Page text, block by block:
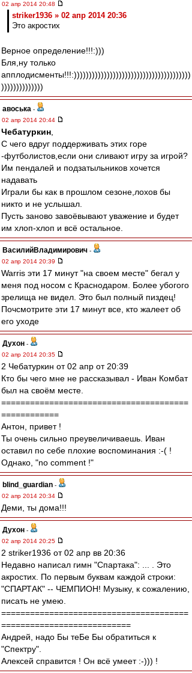
02 апр 2014 20:48
striker1936 » 02 апр 2014 20:36
Это акростих
Верное определение!!!:)))
Бля,ну только
апплодисменты!!!:)))))))))))))))))))))))))))))))))))))))
))))))))))))))
авоська -
02 апр 2014 20:44
Чебатуркин
С чего вдруг поддерживать этих горе
-футболистов,если они сливают игру за игрой?
Им пендалей и подзатыльников хочется
надавать
Играли бы как в прошлом сезоне,лохов бы
никто и не услышал.
Пусть заново завоёвывают уважение и будет
им хлоп-хлоп и всё остальное.
ВасилийВладимирович -
02 апр 2014 20:39
Warris эти 17 минут "на своем месте" бегал у
меня под носом с Краснодаром. Более убогого
зрелища не видел. Это был полный пиздец!
Почсмотрите эти 17 минут все, кто жалеет об
его уходе
Духон -
02 апр 2014 20:35
2 Чебатуркин от 02 апр от 20:39
Кто бы чего мне не рассказывал - Иван Комбат
был на своём месте.
=======================================
============
Антон, привет !
Ты очень сильно преувеличиваешь. Иван
оставил по себе плохие воспоминания :-( !
Однако, "no comment !"
blind_guardian -
02 апр 2014 20:34
Деми, ты дома!!!
Духон -
02 апр 2014 20:25
2 striker1936 от 02 апр вв 20:36
Недавно написал гимн "Спартака": ... . Это
акростих. По первым буквам каждой строки:
"СПАРТАК" -- ЧЕМПИОН! Музыку, к сожалению,
писать не умею.
=======================================
===========================
Андрей, надо Бы теБе Бы обратиться к
"Спектру".
Алексей справится ! Он всё умеет :-))) !